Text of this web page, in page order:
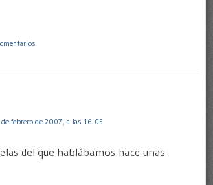
febrero de 2007, a las 16:05
del que hablábamos hace unas